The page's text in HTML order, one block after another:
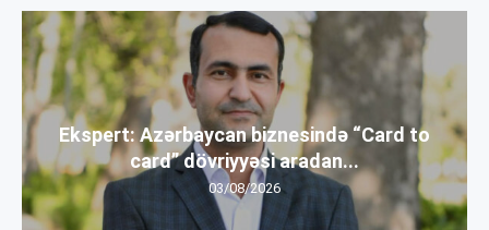
Ekspert: Azərbaycan biznesində “Card to
card” dövriyyəsi aradan...
03/08/2026